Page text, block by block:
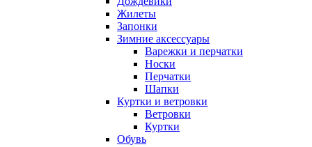
Жилеты
Запонки
Зимние аксессуары
Варежки и перчатки
Носки
Перчатки
Шапки
Куртки и ветровки
Ветровки
Куртки
Обувь